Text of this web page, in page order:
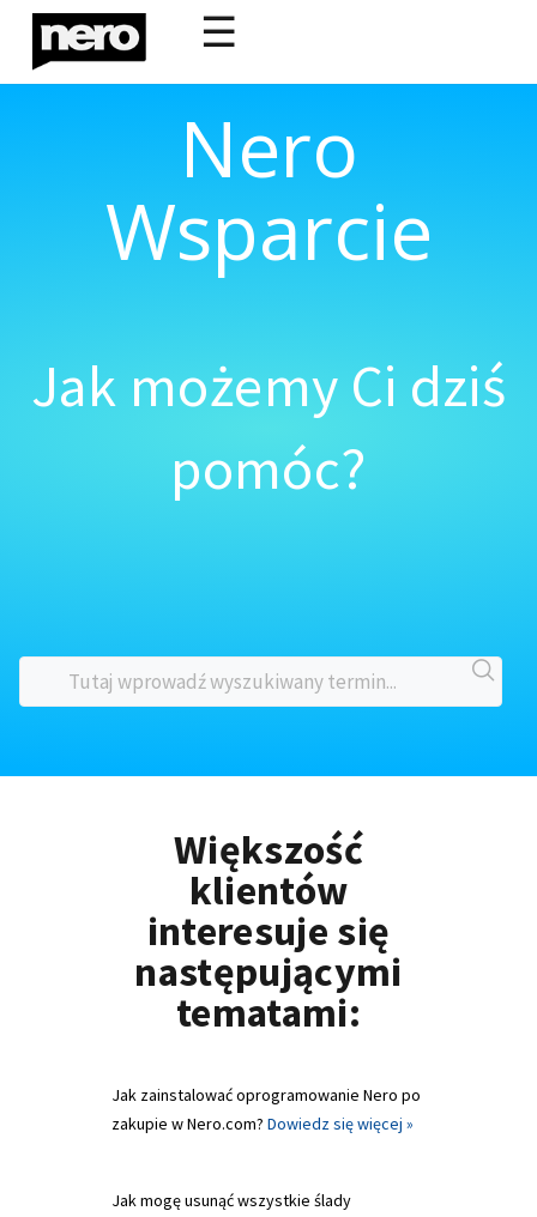
☰
Nero
Wsparcie
Jak możemy Ci dziś
pomóc?
Większość
klientów
interesuje się
następującymi
tematami:
Jak zainstalować oprogramowanie Nero po
zakupie w Nero.com? Dowiedz się więcej »
Jak mogę usunąć wszystkie ślady